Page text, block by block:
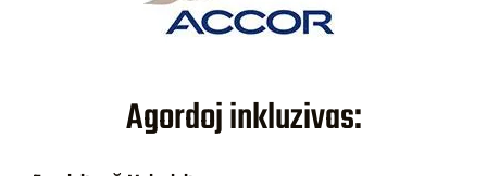
Agordoj inkluzivas: